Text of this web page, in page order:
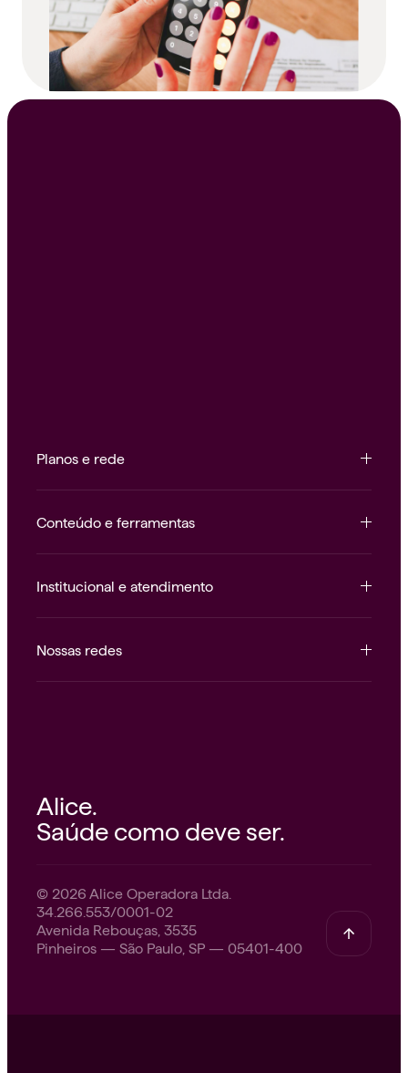
Planos e rede
Conteúdo e ferramentas
Institucional e atendimento
Nossas redes
Alice.
Saúde como deve ser.
© 2026 Alice Operadora Ltda.
34.266.553/0001-02
Avenida Rebouças, 3535
Pinheiros — São Paulo, SP — 05401-400